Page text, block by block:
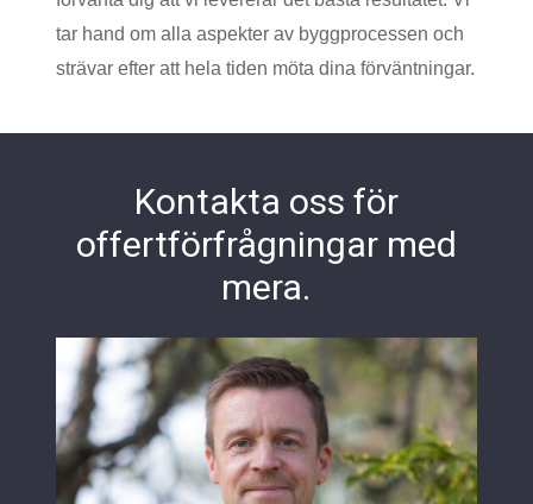
tar hand om alla aspekter av byggprocessen och
strävar efter att hela tiden möta dina förväntningar.
Kontakta oss för
offertförfrågningar med
mera.